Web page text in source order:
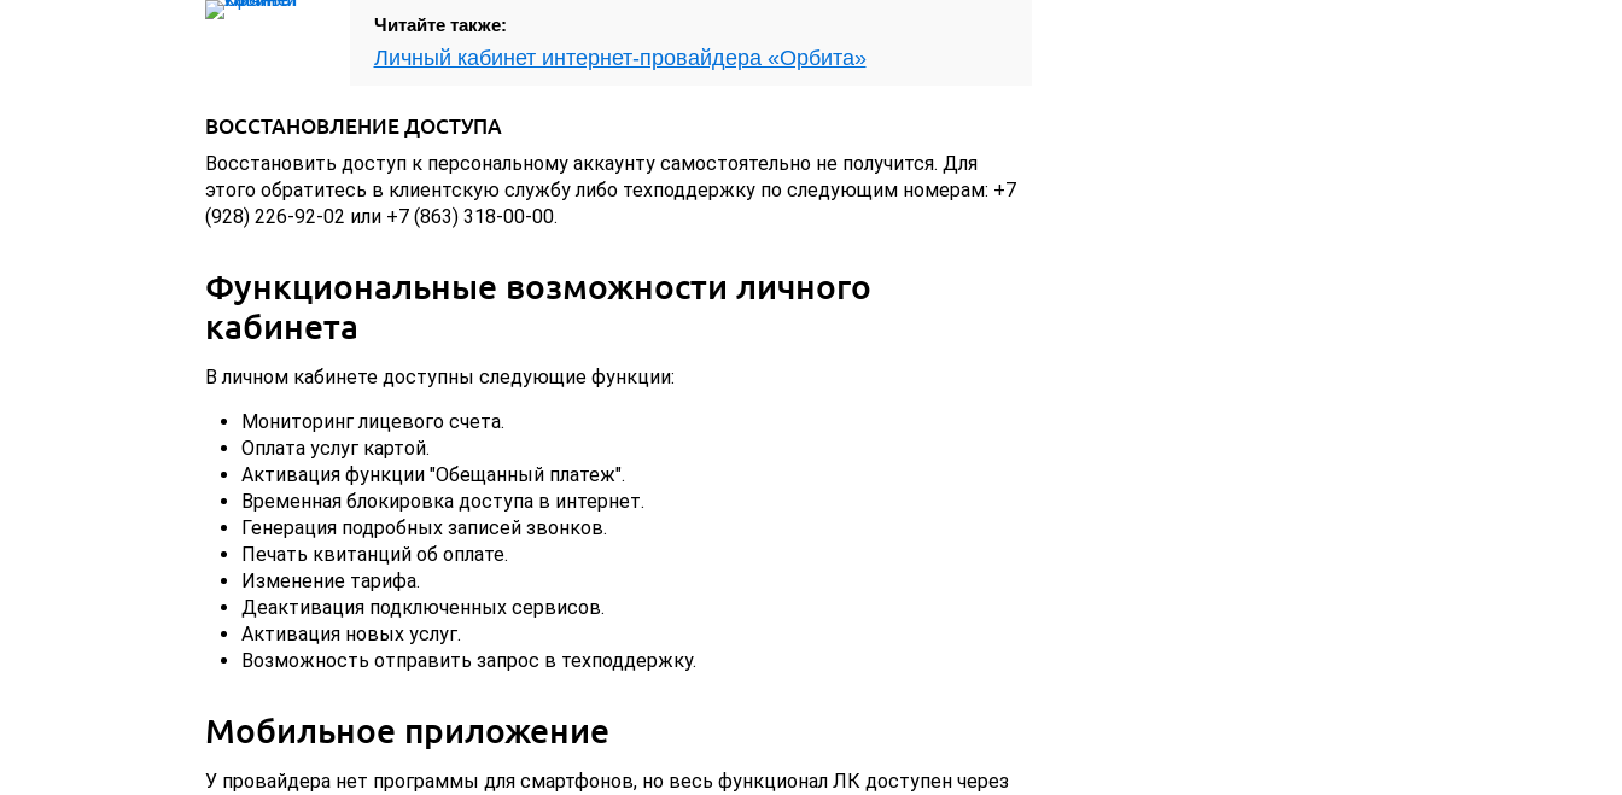
Читайте также:
Личный кабинет интернет-провайдера «Орбита»
ВОССТАНОВЛЕНИЕ ДОСТУПА
Восстановить доступ к персональному аккаунту самостоятельно не получится. Для
этого обратитесь в клиентскую службу либо техподдержку по следующим номерам: +7
(928) 226-92-02 или +7 (863) 318-00-00.
Функциональные возможности личного
кабинета
В личном кабинете доступны следующие функции:
Мониторинг лицевого счета.
Оплата услуг картой.
Активация функции "Обещанный платеж".
Временная блокировка доступа в интернет.
Генерация подробных записей звонков.
Печать квитанций об оплате.
Изменение тарифа.
Деактивация подключенных сервисов.
Активация новых услуг.
Возможность отправить запрос в техподдержку.
Мобильное приложение
У провайдера нет программы для смартфонов, но весь функционал ЛК доступен через